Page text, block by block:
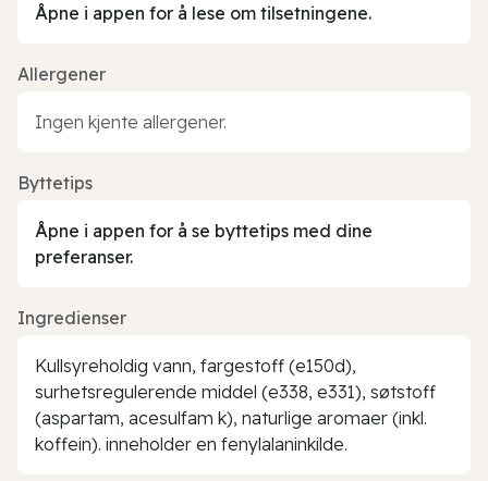
Åpne i appen for å lese om tilsetningene.
Allergener
Ingen kjente allergener.
Byttetips
Åpne i appen for å se byttetips med dine
preferanser.
Ingredienser
Kullsyreholdig vann, fargestoff (e150d),
surhetsregulerende middel (e338, e331), søtstoff
(aspartam, acesulfam k), naturlige aromaer (inkl.
koffein). inneholder en fenylalaninkilde.